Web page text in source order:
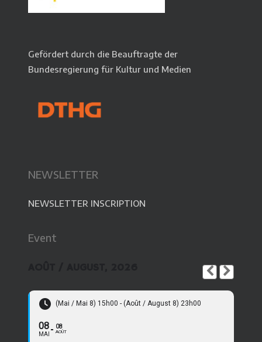
Gefördert durch die Beauftragte der
Bundesregierung für Kultur und Medien
NEWSLETTER
NEWSLETTER INSCRIPTION
Event
(Mai / Mai 8) 15h00 - (Août / August 8) 23h00
08
MAI
08
AOÛT